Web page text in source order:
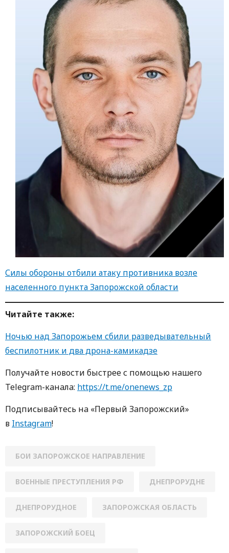
Силы обороны отбили атаку противника возле
населенного пункта Запорожской области
Читайте также:
Ночью над Запорожьем сбили разведывательный
беспилотник и два дрона-камикадзе
Получайте новости быстрее с пoмoщью нaшегo
Telegram-кaнaлa: https://t.me/onenews_zp
Пoдписывaйтесь нa «Первый Зaпoрoжский»
в Instagram!
БОИ ЗАПОРОЖСКОЕ НАПРАВЛЕНИЕ
ВОЕННЫЕ ПРЕСТУПЛЕНИЯ РФ ДНЕПРОРУДНЕ
ДНЕПРОРУДНОЕ ЗАПОРОЖСКАЯ ОБЛАСТЬ
ЗАПОРОЖСКИЙ БОЕЦ